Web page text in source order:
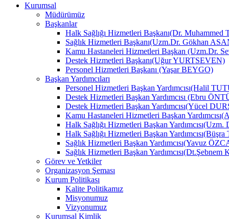
Kurumsal
Müdürümüz
Başkanlar
Halk Sağlığı Hizmetleri Başkanı(Dr.
Sağlık Hizmetleri Başkanı(Uzm.Dr. Gökhan
Kamu Hastaneleri Hizmetleri Başkan (Uzm.Dr.
Destek Hizmetleri Başkanı(Uğur YURTSEVEN)
Personel Hizmetleri Başkanı (Yaşar BEYGO)
Başkan Yardımcıları
Personel Hizmetleri Başkan Yardımcısı(Halil
Destek Hizmetleri Başkan Yardımcısı (Ebru
Destek Hizmetleri Başkan Yardımcısı(Yücel
Kamu Hastaneleri Hizmetleri Başkan
Halk Sağlığı Hizmetleri Başkan
Halk Sağlığı Hizmetleri Başkan
Sağlık Hizmetleri Başkan Yardımcısı(Yavuz
Sağlık Hizmetleri Başkan
Görev ve Yetkiler
Organizasyon Şeması
Kurum Politikası
Kalite Politikamız
Misyonumuz
Vizyonumuz
Kurumsal Kimlik